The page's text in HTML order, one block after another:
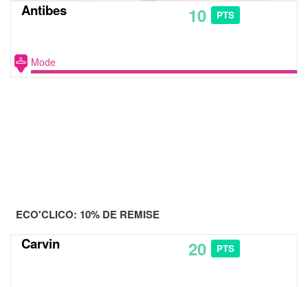
Antibes 10 PTS
Mode
ECO'CLICO: 10% DE REMISE
Carvin 20 PTS